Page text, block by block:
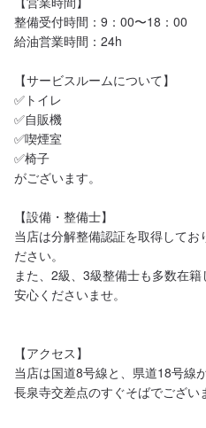
整備受付時間：9：00〜18：00
給油営業時間：24h
【サービスルームについて】
✅トイレ
✅自販機
✅喫煙室
✅椅子
がございます。
【設備・整備士】
当店は分解整備認証を取得してお
ださい。
また、2級、3級整備士も多数在
安心くださいませ。
【アクセス】
当店は国道8号線と、県道18号線
長泉寺交差点のすぐそばでござい